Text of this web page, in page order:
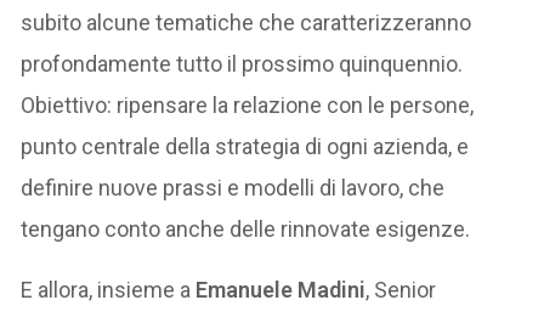
subito alcune tematiche che caratterizzeranno
profondamente tutto il prossimo quinquennio.
Obiettivo: ripensare la relazione con le persone,
punto centrale della strategia di ogni azienda, e
definire nuove prassi e modelli di lavoro, che
tengano conto anche delle rinnovate esigenze.
E allora, insieme a Emanuele Madini, Senior